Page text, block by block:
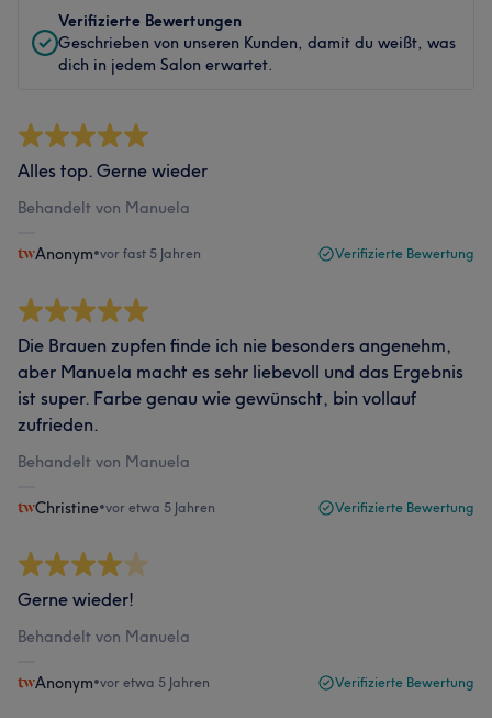
Verifizierte Bewertungen
Geschrieben von unseren Kunden, damit du weißt, was
dich in jedem Salon erwartet.
Alles top. Gerne wieder
Behandelt von Manuela
Anonym•vor fast 5 Jahren Verifizierte Bewertung
Die Brauen zupfen finde ich nie besonders angenehm,
aber Manuela macht es sehr liebevoll und das Ergebnis
ist super. Farbe genau wie gewünscht, bin vollauf
zufrieden.
Behandelt von Manuela
Christine•vor etwa 5 Jahren Verifizierte Bewertung
Gerne wieder!
Behandelt von Manuela
Anonym•vor etwa 5 Jahren Verifizierte Bewertung